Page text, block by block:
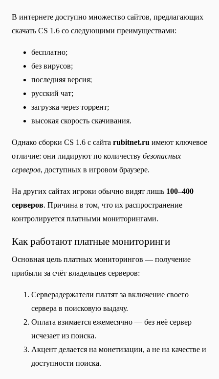
В интернете доступно множество сайтов, предлагающих
скачать CS 1.6 со следующими преимуществами:
бесплатно;
без вирусов;
последняя версия;
русский чат;
загрузка через торрент;
высокая скорость скачивания.
Однако сборки CS 1.6 с сайта rubitnet.ru имеют ключевое
отличие: они лидируют по количеству безопасных
серверов, доступных в игровом браузере.
На других сайтах игроки обычно видят лишь 100–400
серверов. Причина в том, что их распространение
контролируется платными мониторингами.
Как работают платные мониторинги
Основная цель платных мониторингов — получение
прибыли за счёт владельцев серверов:
Серверадержатели платят за включение своего
сервера в поисковую выдачу.
Оплата взимается ежемесячно — без неё сервер
исчезает из поиска.
Акцент делается на монетизации, а не на качестве и
доступности поиска.